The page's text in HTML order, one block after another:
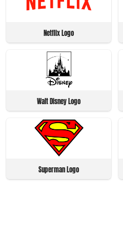
Netflix Logo
Walt Disney Logo
Superman Logo